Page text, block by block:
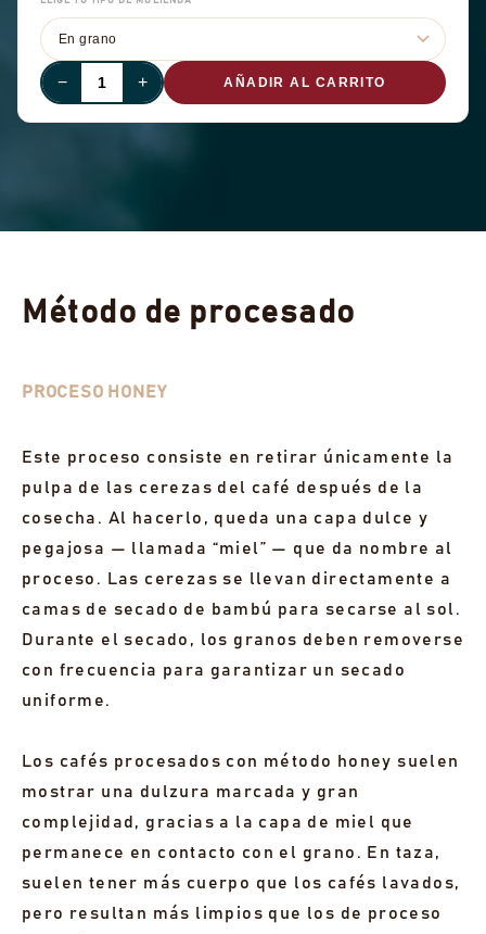
− + AÑADIR AL CARRITO
Método de procesado
PROCESO HONEY
Este proceso consiste en retirar únicamente la
pulpa de las cerezas del café después de la
cosecha. Al hacerlo, queda una capa dulce y
pegajosa — llamada “miel” — que da nombre al
proceso. Las cerezas se llevan directamente a
camas de secado de bambú para secarse al sol.
Durante el secado, los granos deben removerse
con frecuencia para garantizar un secado
uniforme.
Los cafés procesados con método honey suelen
mostrar una dulzura marcada y gran
complejidad, gracias a la capa de miel que
permanece en contacto con el grano. En taza,
suelen tener más cuerpo que los cafés lavados,
pero resultan más limpios que los de proceso